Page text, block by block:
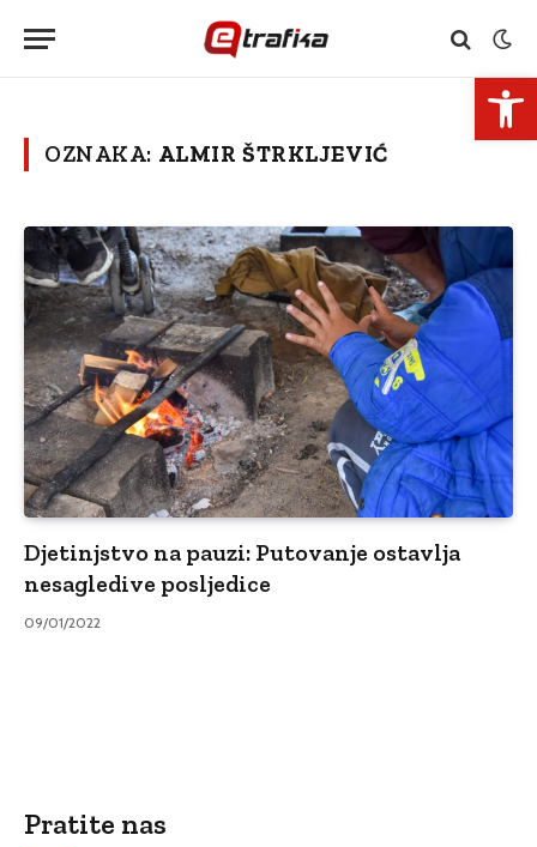
OZNAKA: ALMIR ŠTRKLJEVIĆ
Djetinjstvo na pauzi: Putovanje ostavlja
nesagledive posljedice
09/01/2022
Pratite nas